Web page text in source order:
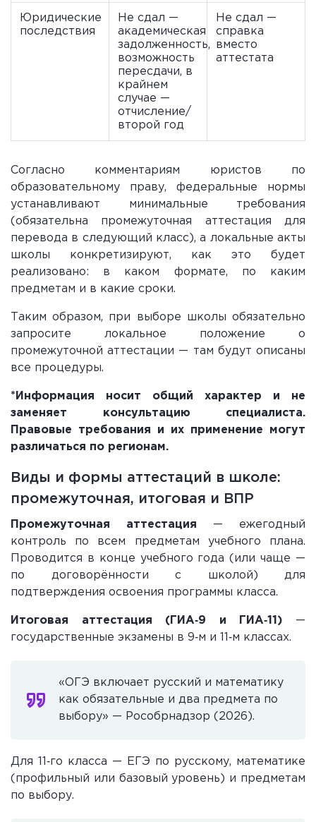
Юридические
последствия
Не сдал —
академическая
задолженность,
возможность
пересдачи, в
крайнем
случае —
отчисление/
второй год
Не сдал —
справка
вместо
аттестата
Согласно комментариям юристов по
образовательному праву, федеральные нормы
устанавливают минимальные требования
(обязательна промежуточная аттестация для
перевода в следующий класс), а локальные акты
школы конкретизируют, как это будет
реализовано: в каком формате, по каким
предметам и в какие сроки.
Таким образом, при выборе школы обязательно
запросите локальное положение о
промежуточной аттестации — там будут описаны
все процедуры.
*Информация носит общий характер и не
заменяет консультацию специалиста.
Правовые требования и их применение могут
различаться по регионам.
Виды и формы аттестаций в школе:
промежуточная, итоговая и ВПР
Промежуточная аттестация — ежегодный
контроль по всем предметам учебного плана.
Проводится в конце учебного года (или чаще —
по договорённости с школой) для
подтверждения освоения программы класса.
Итоговая аттестация (ГИА‑9 и ГИА‑11) —
государственные экзамены в 9‑м и 11‑м классах.
«ОГЭ включает русский и математику
как обязательные и два предмета по
выбору» — Рособрнадзор (2026).
Для 11‑го класса — ЕГЭ по русскому, математике
(профильный или базовый уровень) и предметам
по выбору.